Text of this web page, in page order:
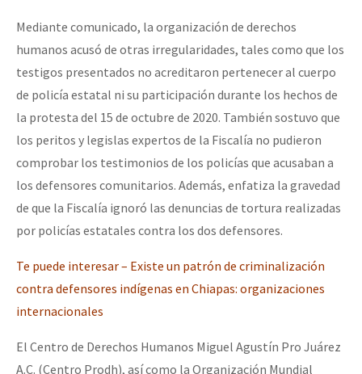
Mediante comunicado, la organización de derechos
humanos acusó de otras irregularidades, tales como que los
testigos presentados no acreditaron pertenecer al cuerpo
de policía estatal ni su participación durante los hechos de
la protesta del 15 de octubre de 2020. También sostuvo que
los peritos y legislas expertos de la Fiscalía no pudieron
comprobar los testimonios de los policías que acusaban a
los defensores comunitarios. Además, enfatiza la gravedad
de que la Fiscalía ignoró las denuncias de tortura realizadas
por policías estatales contra los dos defensores.
Te puede interesar – Existe un patrón de criminalización
contra defensores indígenas en Chiapas: organizaciones
internacionales
El Centro de Derechos Humanos Miguel Agustín Pro Juárez
A.C. (Centro Prodh), así como la Organización Mundial